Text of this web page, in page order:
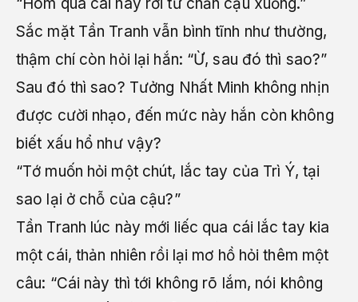
Sắc mặt Tần Tranh vẫn bình tĩnh như thường,
thậm chí còn hỏi lại hắn: “Ừ, sau đó thì sao?”
Sau đó thì sao? Tưởng Nhất Minh không nhịn
được cười nhạo, đến mức này hắn còn không
biết xấu hổ như vậy?
“Tớ muốn hỏi một chút, lắc tay của Trì Ý, tại
sao lại ở chỗ của cậu?”
Tần Tranh lúc này mới liếc qua cái lắc tay kia
một cái, thản nhiên rồi lại mơ hồ hỏi thêm một
câu: “Cái này thì tới không rõ lắm, nói không